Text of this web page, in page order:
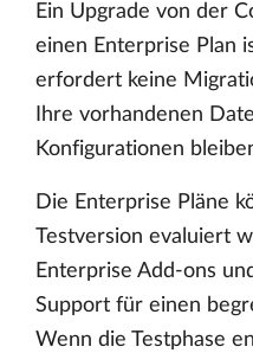
Ein Upgrade von der
einen Enterprise Plan
erfordert keine
Ihre vorhandenen
Konfigurationen
Die Enterprise Pläne
Testversion evaluiert
Enterprise Add-ons
Support für einen
Wenn die Testphase